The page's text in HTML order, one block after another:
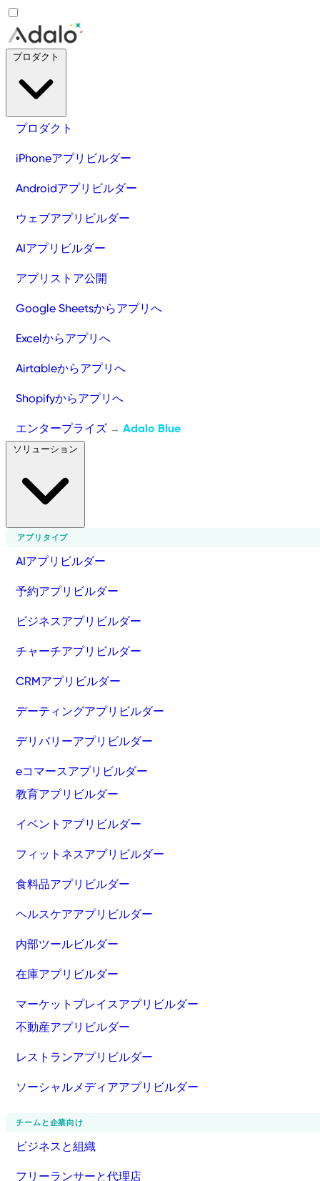
プロダクト
iPhoneアプリビルダー
Androidアプリビルダー
ウェブアプリビルダー
AIアプリビルダー
アプリストア公開
Google Sheetsからアプリへ
Excelからアプリへ
Airtableからアプリへ
Shopifyからアプリへ
エンタープライズ → Adalo Blue
アプリタイプ
AIアプリビルダー
予約アプリビルダー
ビジネスアプリビルダー
チャーチアプリビルダー
CRMアプリビルダー
デーティングアプリビルダー
デリバリーアプリビルダー
eコマースアプリビルダー
教育アプリビルダー
イベントアプリビルダー
フィットネスアプリビルダー
食料品アプリビルダー
ヘルスケアアプリビルダー
内部ツールビルダー
在庫アプリビルダー
マーケットプレイスアプリビルダー
不動産アプリビルダー
レストランアプリビルダー
ソーシャルメディアアプリビルダー
チームと企業向け
ビジネスと組織
フリーランサーと代理店